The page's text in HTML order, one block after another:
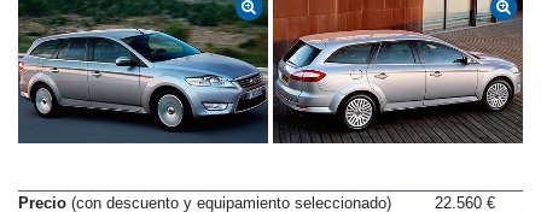
Precio (con descuento y equipamiento seleccionado)
22.560 €